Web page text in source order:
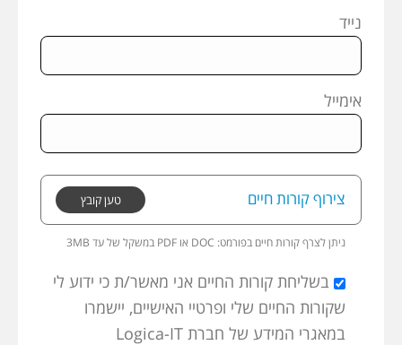
נייד
אימייל
צירוף קורות חיים טען קובץ
ניתן לצרף קורות חיים בפורמט: 3MB במשקל של עד PDF או DOC
בשליחת קורות החיים אני מאשר/ת כי ידוע לי
שקורות החיים שלי ופרטיי האישיים, יישמרו
במאגרי המידע של חברת Logica-IT